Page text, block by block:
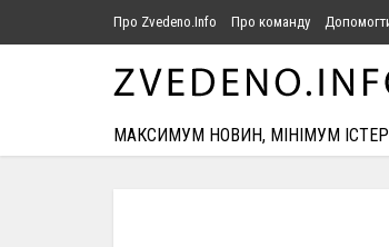
Про Zvedeno.Info Про команду
МАКСИМУМ НОВИН, МІНІМУМ